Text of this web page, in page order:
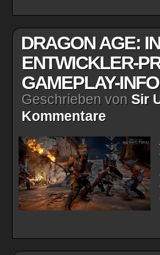
DRAGON AGE:
ENTWICKLER-
GAMEPLAY-
Geschrieben von Sir
Kommentare